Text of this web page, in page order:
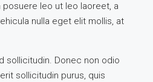
leo ut leo laoreet, a
nulla eget elit mollis, at
sollicitudin. Donec non odio
sollicitudin purus, quis